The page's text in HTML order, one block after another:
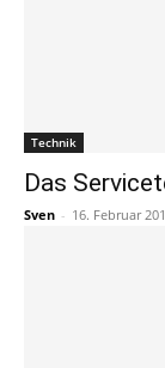
Technik
Das
Sven - 16. Februar